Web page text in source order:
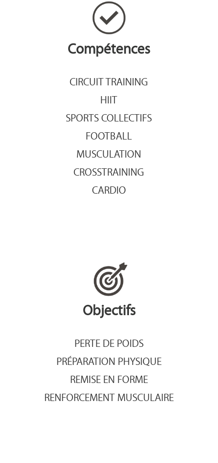
Compétences
CIRCUIT TRAINING
HIIT
SPORTS COLLECTIFS
FOOTBALL
MUSCULATION
CROSSTRAINING
CARDIO
Objectifs
PERTE DE POIDS
PRÉPARATION PHYSIQUE
REMISE EN FORME
RENFORCEMENT MUSCULAIRE